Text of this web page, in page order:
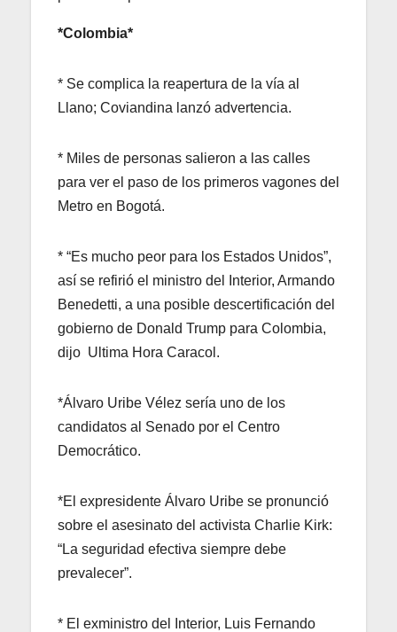
*Colombia*
* Se complica la reapertura de la vía al
Llano; Coviandina lanzó advertencia.
* Miles de personas salieron a las calles
para ver el paso de los primeros vagones del
Metro en Bogotá.
* “Es mucho peor para los Estados Unidos”,
así se refirió el ministro del Interior, Armando
Benedetti, a una posible descertificación del
gobierno de Donald Trump para Colombia,
dijo Ultima Hora Caracol.
*Álvaro Uribe Vélez sería uno de los
candidatos al Senado por el Centro
Democrático.
*El expresidente Álvaro Uribe se pronunció
sobre el asesinato del activista Charlie Kirk:
“La seguridad efectiva siempre debe
prevalecer”.
* El exministro del Interior, Luis Fernando